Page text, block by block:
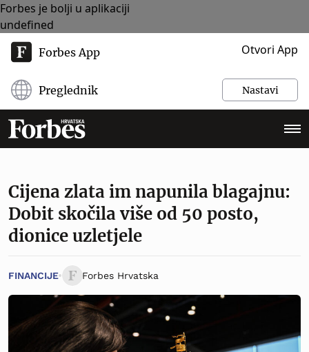
Forbes je bolji u aplikaciji
undefined
Forbes App Otvori App
Preglednik Nastavi
Cijena zlata im napunila blagajnu:
Dobit skočila više od 50 posto,
dionice uzletjele
FINANCIJE Forbes Hrvatska